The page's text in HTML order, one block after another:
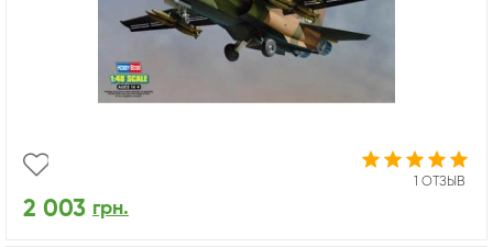
1 ОТЗЫВ
2 003 грн.